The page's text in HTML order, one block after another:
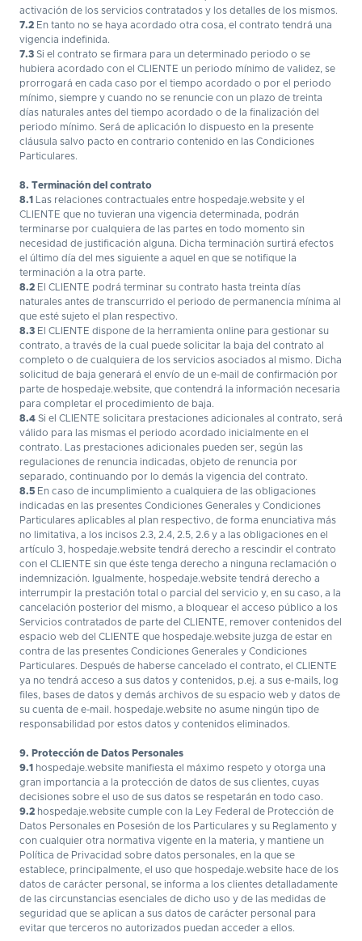
activación de los servicios contratados y los detalles de los mismos.
7.2 En tanto no se haya acordado otra cosa, el contrato tendrá una
vigencia indefinida.
7.3 Si el contrato se firmara para un determinado periodo o se
hubiera acordado con el CLIENTE un periodo mínimo de validez, se
prorrogará en cada caso por el tiempo acordado o por el periodo
mínimo, siempre y cuando no se renuncie con un plazo de treinta
días naturales antes del tiempo acordado o de la finalización del
periodo mínimo. Será de aplicación lo dispuesto en la presente
cláusula salvo pacto en contrario contenido en las Condiciones
Particulares.
8. Terminación del contrato
8.1
Las relaciones contractuales entre hospedaje.website y el
CLIENTE que no tuvieran una vigencia determinada, podrán
terminarse por cualquiera de las partes en todo momento sin
necesidad de justificación alguna. Dicha terminación surtirá efectos
el último día del mes siguiente a aquel en que se notifique la
terminación a la otra parte.
8.2 El CLIENTE podrá terminar su contrato hasta treinta días
naturales antes de transcurrido el periodo de permanencia mínima al
que esté sujeto el plan respectivo.
8.3 El CLIENTE dispone de la herramienta online para gestionar su
contrato, a través de la cual puede solicitar la baja del contrato al
completo o de cualquiera de los servicios asociados al mismo. Dicha
solicitud de baja generará el envío de un e-mail de confirmación por
parte de hospedaje.website, que contendrá la información necesaria
para completar el procedimiento de baja.
8.4 Si el CLIENTE solicitara prestaciones adicionales al contrato, será
válido para las mismas el periodo acordado inicialmente en el
contrato. Las prestaciones adicionales pueden ser, según las
regulaciones de renuncia indicadas, objeto de renuncia por
separado, continuando por lo demás la vigencia del contrato.
8.5 En caso de incumplimiento a cualquiera de las obligaciones
indicadas en las presentes Condiciones Generales y Condiciones
Particulares aplicables al plan respectivo, de forma enunciativa más
no limitativa, a los incisos 2.3, 2.4, 2.5, 2.6 y a las obligaciones en el
artículo 3, hospedaje.website tendrá derecho a rescindir el contrato
con el CLIENTE sin que éste tenga derecho a ninguna reclamación o
indemnización. Igualmente, hospedaje.website tendrá derecho a
interrumpir la prestación total o parcial del servicio y, en su caso, a la
cancelación posterior del mismo, a bloquear el acceso público a los
Servicios contratados de parte del CLIENTE, remover contenidos del
espacio web del CLIENTE que hospedaje.website juzga de estar en
contra de las presentes Condiciones Generales y Condiciones
Particulares. Después de haberse cancelado el contrato, el CLIENTE
ya no tendrá acceso a sus datos y contenidos, p.ej. a sus e-mails, log
files, bases de datos y demás archivos de su espacio web y datos de
su cuenta de e-mail. hospedaje.website no asume ningún tipo de
responsabilidad por estos datos y contenidos eliminados.
9. Protección de Datos Personales
9.1 hospedaje.website manifiesta el máximo respeto y otorga una
gran importancia a la protección de datos de sus clientes, cuyas
decisiones sobre el uso de sus datos se respetarán en todo caso.
9.2 hospedaje.website cumple con la Ley Federal de Protección de
Datos Personales en Posesión de los Particulares y su Reglamento y
con cualquier otra normativa vigente en la materia, y mantiene un
Política de Privacidad sobre datos personales, en la que se
establece, principalmente, el uso que hospedaje.website hace de los
datos de carácter personal, se informa a los clientes detalladamente
de las circunstancias esenciales de dicho uso y de las medidas de
seguridad que se aplican a sus datos de carácter personal para
evitar que terceros no autorizados puedan acceder a ellos.